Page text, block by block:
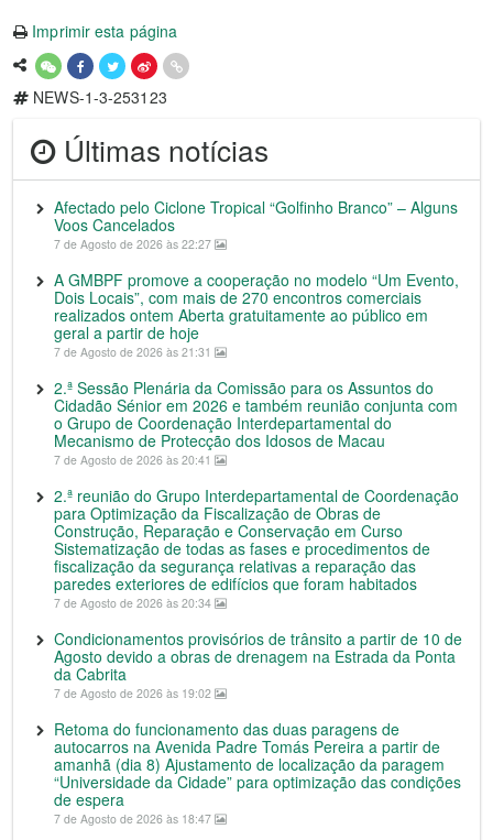
Imprimir esta página
NEWS-1-3-253123
Últimas notícias
Afectado pelo Ciclone Tropical “Golfinho Branco” – Alguns
Voos Cancelados
7 de Agosto de 2026 às 22:27
A GMBPF promove a cooperação no modelo “Um Evento,
Dois Locais”, com mais de 270 encontros comerciais
realizados ontem Aberta gratuitamente ao público em
geral a partir de hoje
7 de Agosto de 2026 às 21:31
2.ª Sessão Plenária da Comissão para os Assuntos do
Cidadão Sénior em 2026 e também reunião conjunta com
o Grupo de Coordenação Interdepartamental do
Mecanismo de Protecção dos Idosos de Macau
7 de Agosto de 2026 às 20:41
2.ª reunião do Grupo Interdepartamental de Coordenação
para Optimização da Fiscalização de Obras de
Construção, Reparação e Conservação em Curso
Sistematização de todas as fases e procedimentos de
fiscalização da segurança relativas a reparação das
paredes exteriores de edifícios que foram habitados
7 de Agosto de 2026 às 20:34
Condicionamentos provisórios de trânsito a partir de 10 de
Agosto devido a obras de drenagem na Estrada da Ponta
da Cabrita
7 de Agosto de 2026 às 19:02
Retoma do funcionamento das duas paragens de
autocarros na Avenida Padre Tomás Pereira a partir de
amanhã (dia 8) Ajustamento de localização da paragem
“Universidade da Cidade” para optimização das condições
de espera
7 de Agosto de 2026 às 18:47